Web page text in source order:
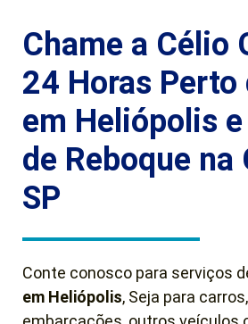
Chame a Célio
24 Horas Perto
em Heliópolis
de Reboque na
SP
Conte conosco para serviços
em Heliópolis, Seja para